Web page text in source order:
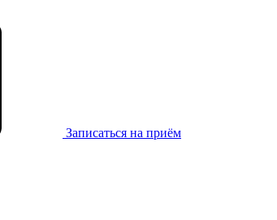
Записаться на приём